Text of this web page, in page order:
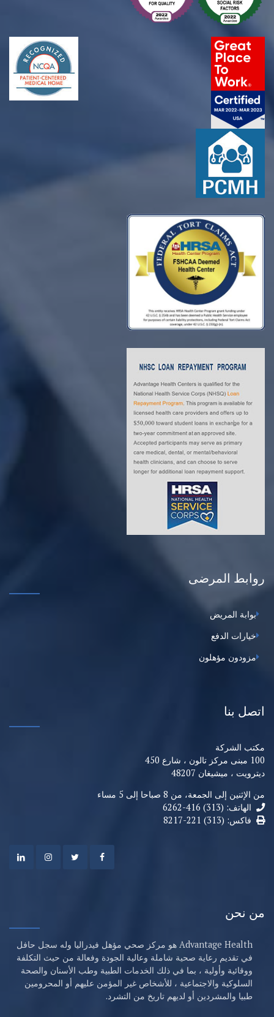
روابط المرضى
بوابة المريض
خيارات الدفع
مزودون مؤهلون
اتصل بنا
مكتب الشركة
100 مبنى مركز تالون ، شارع 450
ديترويت ، ميشيغان 48207
من الإثنين إلى الجمعة، من 8 صباحا إلى 5 مساء
الهاتف: (313) 416-6262
فاكس: (313) 221-8217
من نحن
Advantage Health هو مركز صحي مؤهل فيدراليا وله سجل حافل
في تقديم رعاية صحية شاملة وعالية الجودة وفعالة من حيث التكلفة
ووقائية وأولية ، بما في ذلك الخدمات الطبية وطب الأسنان والصحة
السلوكية والاجتماعية ، للأشخاص غير المؤمن عليهم أو المحرومين
طبيا والمشردين أو لديهم تاريخ من التشرد.